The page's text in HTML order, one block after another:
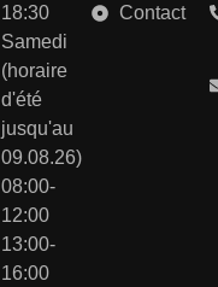
18:30
Samedi
(horaire
d'été
jusqu'au
09.08.26)
08:00-
12:00
13:00-
16:00
Contact